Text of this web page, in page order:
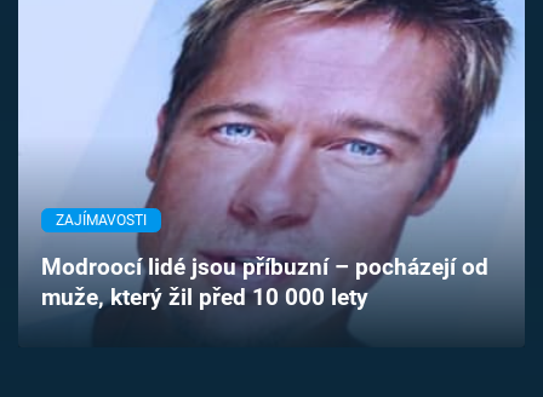
TV Program
Časopis
Sledujte prima+
ZAJÍMAVOSTI
Modroocí lidé jsou příbuzní – pocházejí od
muže, který žil před 10 000 lety